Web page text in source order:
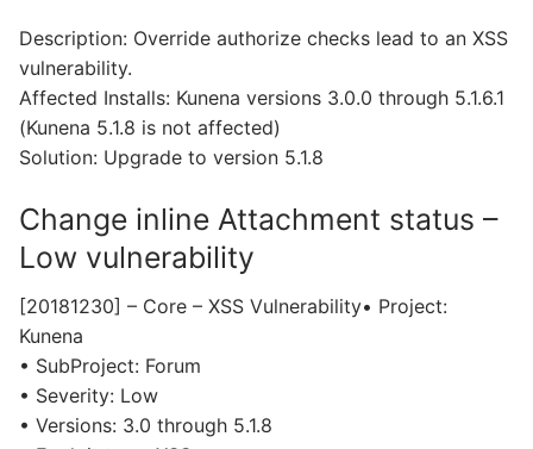
Description: Override authorize checks lead to an XSS
vulnerability.
Affected Installs: Kunena versions 3.0.0 through 5.1.6.1
(Kunena 5.1.8 is not affected)
Solution: Upgrade to version 5.1.8
Change inline Attachment status –
Low vulnerability
[20181230] – Core – XSS Vulnerability• Project:
Kunena
• SubProject: Forum
• Severity: Low
• Versions: 3.0 through 5.1.8